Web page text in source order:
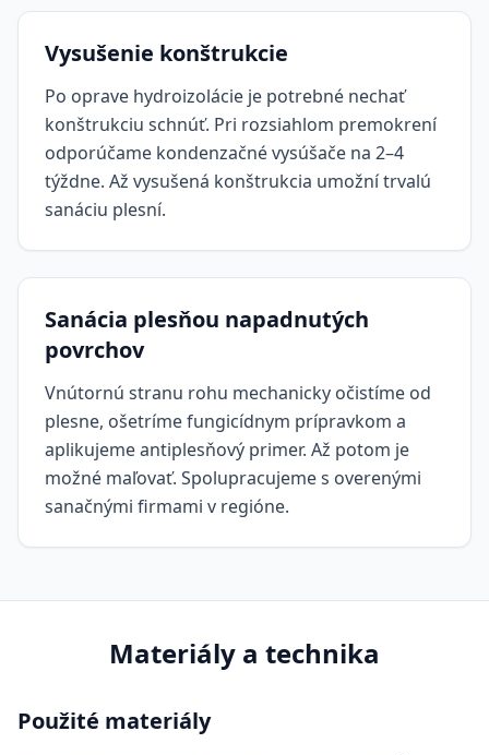
Vysušenie konštrukcie
Po oprave hydroizolácie je potrebné nechať
konštrukciu schnúť. Pri rozsiahlom premokrení
odporúčame kondenzačné vysúšače na 2–4
týždne. Až vysušená konštrukcia umožní trvalú
sanáciu plesní.
Sanácia plesňou napadnutých
povrchov
Vnútornú stranu rohu mechanicky očistíme od
plesne, ošetríme fungicídnym prípravkom a
aplikujeme antiplesňový primer. Až potom je
možné maľovať. Spolupracujeme s overenými
sanačnými firmami v regióne.
Materiály a technika
Použité materiály